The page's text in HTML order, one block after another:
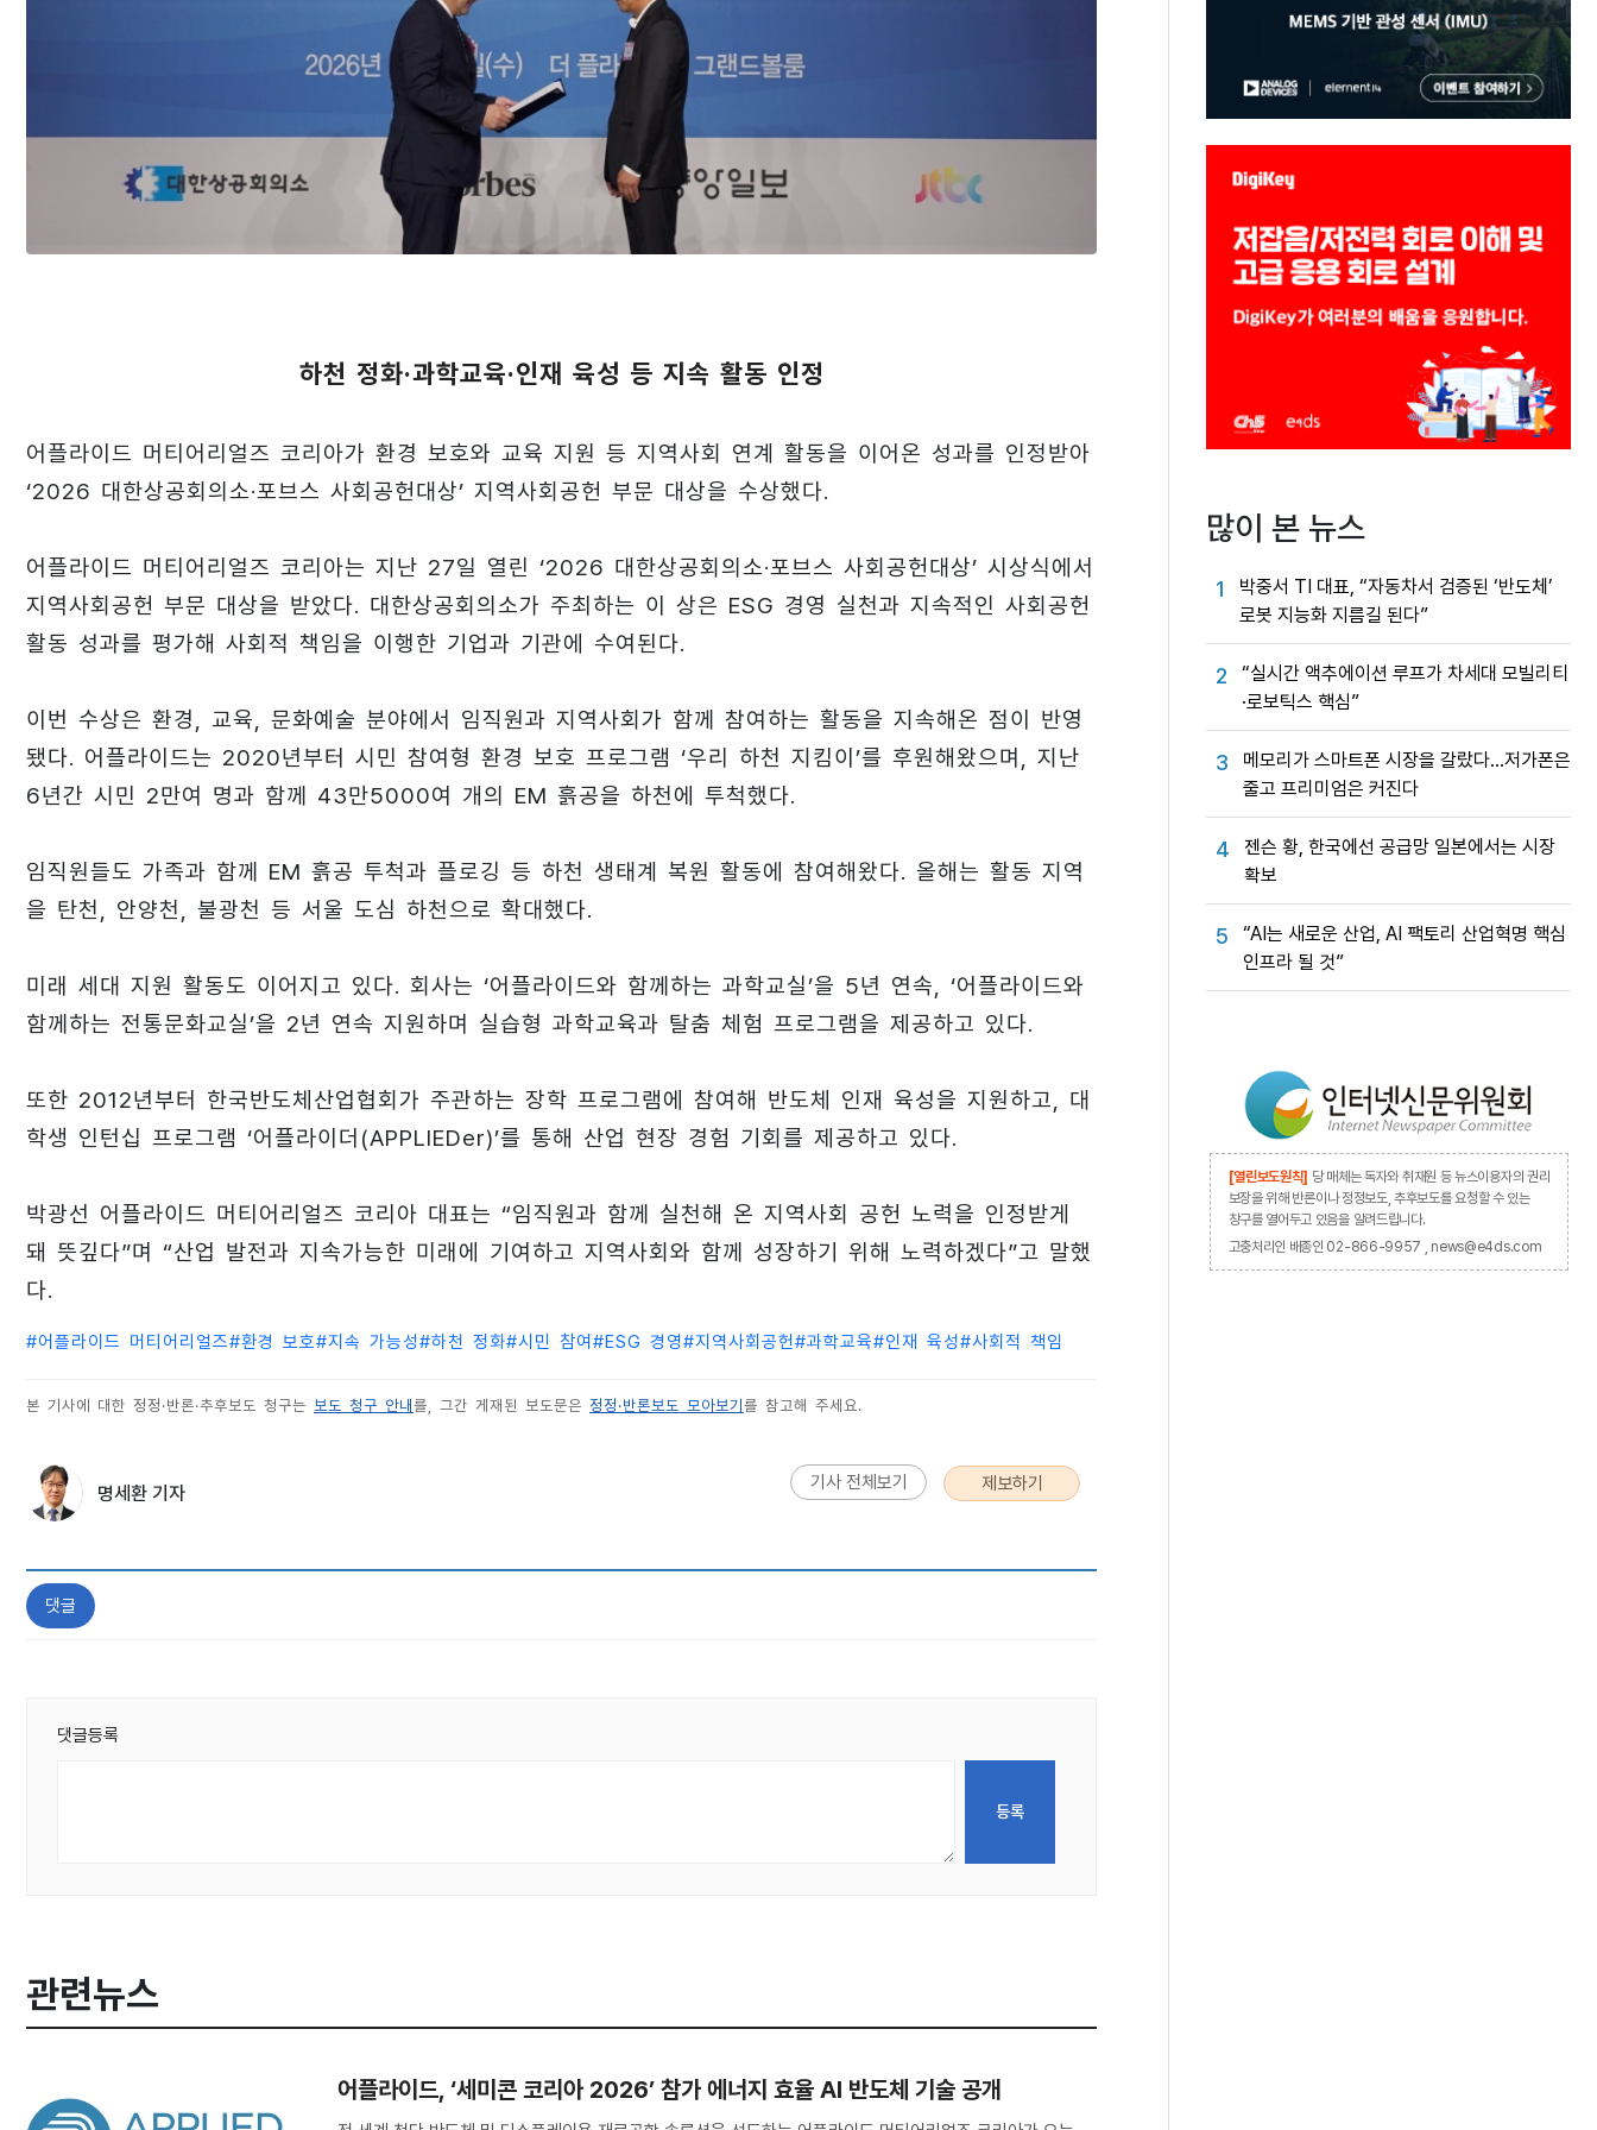
하천 정화·과학교육·인재 육성 등 지속 활동 인정
어플라이드 머티어리얼즈 코리아가 환경 보호와 교육 지원 등 지역사회 연계 활동을 이어온 성과를 인정받아
‘2026 대한상공회의소·포브스 사회공헌대상’ 지역사회공헌 부문 대상을 수상했다.
어플라이드 머티어리얼즈 코리아는 지난 27일 열린 ‘2026 대한상공회의소·포브스 사회공헌대상’ 시상식에서
지역사회공헌 부문 대상을 받았다. 대한상공회의소가 주최하는 이 상은 ESG 경영 실천과 지속적인 사회공헌
활동 성과를 평가해 사회적 책임을 이행한 기업과 기관에 수여된다.
이번 수상은 환경, 교육, 문화예술 분야에서 임직원과 지역사회가 함께 참여하는 활동을 지속해온 점이 반영
됐다. 어플라이드는 2020년부터 시민 참여형 환경 보호 프로그램 ‘우리 하천 지킴이’를 후원해왔으며, 지난
6년간 시민 2만여 명과 함께 43만5000여 개의 EM 흙공을 하천에 투척했다.
임직원들도 가족과 함께 EM 흙공 투척과 플로깅 등 하천 생태계 복원 활동에 참여해왔다. 올해는 활동 지역
을 탄천, 안양천, 불광천 등 서울 도심 하천으로 확대했다.
미래 세대 지원 활동도 이어지고 있다. 회사는 ‘어플라이드와 함께하는 과학교실’을 5년 연속, ‘어플라이드와
함께하는 전통문화교실’을 2년 연속 지원하며 실습형 과학교육과 탈춤 체험 프로그램을 제공하고 있다.
또한 2012년부터 한국반도체산업협회가 주관하는 장학 프로그램에 참여해 반도체 인재 육성을 지원하고, 대
학생 인턴십 프로그램 ‘어플라이더(APPLIEDer)’를 통해 산업 현장 경험 기회를 제공하고 있다.
박광선 어플라이드 머티어리얼즈 코리아 대표는 “임직원과 함께 실천해 온 지역사회 공헌 노력을 인정받게
돼 뜻깊다”며 “산업 발전과 지속가능한 미래에 기여하고 지역사회와 함께 성장하기 위해 노력하겠다”고 말했
다.
#어플라이드 머티어리얼즈#환경 보호#지속 가능성#하천 정화#시민 참여 #ESG 경영#지역사회공헌#과학교육#인재 육성#사회적 책임
본 기사에 대한 정정·반론·추후보도 청구는 보도 청구 안내 를, 그간 게재된 보도문은 정정·반론보도 모아보기 를 참고해 주세요.
명세환 기자 기사 전체보기 제보하기
댓글
댓글등록
관련뉴스
어플라이드, ‘세미콘 코리아 2026’ 참가 에너지 효율 AI 반도체 기술 공개
많이 본 뉴스
1
박중서 TI 대표, “자동차서 검증된 ‘반도체’
로봇 지능화 지름길 된다”
2
“실시간 액추에이션 루프가 차세대 모빌리티
·로보틱스 핵심”
3
메모리가 스마트폰 시장을 갈랐다…저가폰은
줄고 프리미엄은 커진다
4
젠슨 황, 한국에선 공급망 일본에서는 시장
확보
5
“AI는 새로운 산업, AI 팩토리 산업혁명 핵심
인프라 될 것”
[열린보도원칙] 당 매체는 독자와 취재원 등 뉴스이용자의 권리
보장을 위해 반론이나 정정보도, 추후보도를 요청할 수 있는
창구를 열어두고 있음을 알려드립니다.
고충처리인 배종인 02-866-9957 , news@e4ds.com